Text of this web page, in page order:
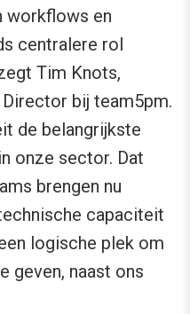
workflows en
centralere rol
Tim Knots,
bij team5pm.
de belangrijkste
onze sector. Dat
brengen nu
capaciteit
logische plek om
geven, naast ons